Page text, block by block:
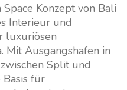
Konzept von Bali
Interieur und
luxuriösen
Mit Ausgangshafen in
Split und
Basis für